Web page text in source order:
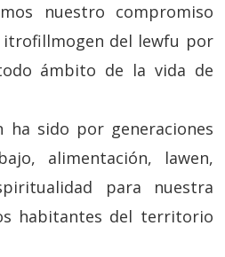
nuestro compromiso
itrofillmogen del lewfu por
ámbito de la vida de
ha sido por generaciones
alimentación, lawen,
para nuestra
habitantes del territorio